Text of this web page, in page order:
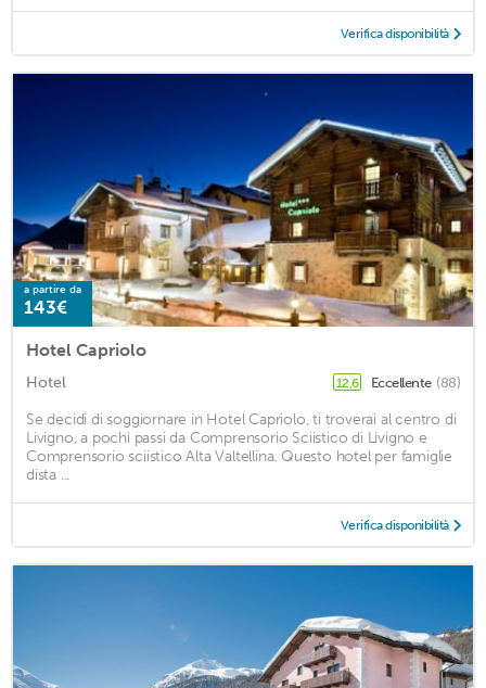
Verifica disponibilità
a partire da
143€
Hotel Capriolo
Hotel 12,6 Eccellente (88)
Se decidi di soggiornare in Hotel Capriolo, ti troverai al centro di
Livigno, a pochi passi da Comprensorio Sciistico di Livigno e
Comprensorio sciistico Alta Valtellina. Questo hotel per famiglie
dista ...
Verifica disponibilità